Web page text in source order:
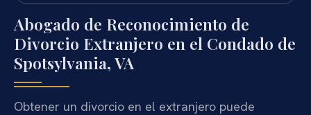
Abogado de Reconocimiento de
Divorcio Extranjero en el Condado de
Spotsylvania, VA
Obtener un divorcio en el extranjero puede